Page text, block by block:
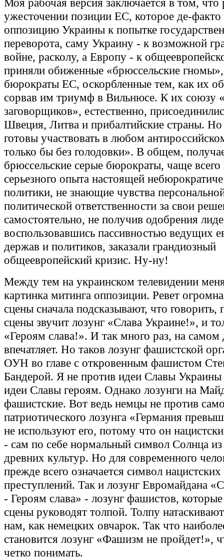
Моя рабочая версия заключается в том,
ужесточении позиции ЕС, которое де-факто
оппозицию Украины к попытке
переворота, саму Украину - к возможной
войне, расколу, а Европу - к
приняли обиженные «брюссельские гномы»,
бюрократы ЕС, оскорбленные тем, как их
сорвав им триумф в Вильнюсе. К их союзу
заговорщиков», естественно,
Швеция, Литва и прибалтийские страны. Но
готовы участвовать в любом
только бы без голодовки». В общем,
брюссельские серые бюрократы, чаще
серьезного опыта настоящей
политики, не знающие чувства
политической ответственности за свои
самостоятельно, не получив одобрения
воспользовавшись пассивностью ведущих
держав и политиков, заказали грандиозный
общеевропейский кризис. Ну-ну!
Между тем на украинском телевидении
картинка митинга оппозиции. Ревет
сцены сначала подсказывают, что говорить,
сцены звучит лозунг «Слава Украине!», и
«Героям слава!». И так много раз, на самом
впечатляет. Но таков лозунг фашистской
ОУН во главе с откровенным фашистом
Бандерой. Я не против идеи Славы Украины
идеи Славы героям. Однако лозунги на
фашистские. Вот ведь немцы не против
патриотического лозунга «Германия
не используют его, потому что он
- сам по себе нормальный символ Солнца
древних культур. Но для современного
прежде всего означается символ нацистских
преступлений. Так и лозунг Евромайдана
- Героям слава» - лозунг фашистов,
сцены руководят толпой. Толпу
нам, как немецких овчарок. Так что
становится лозунг «Фашизм не пройдет!»,
четко понимать.